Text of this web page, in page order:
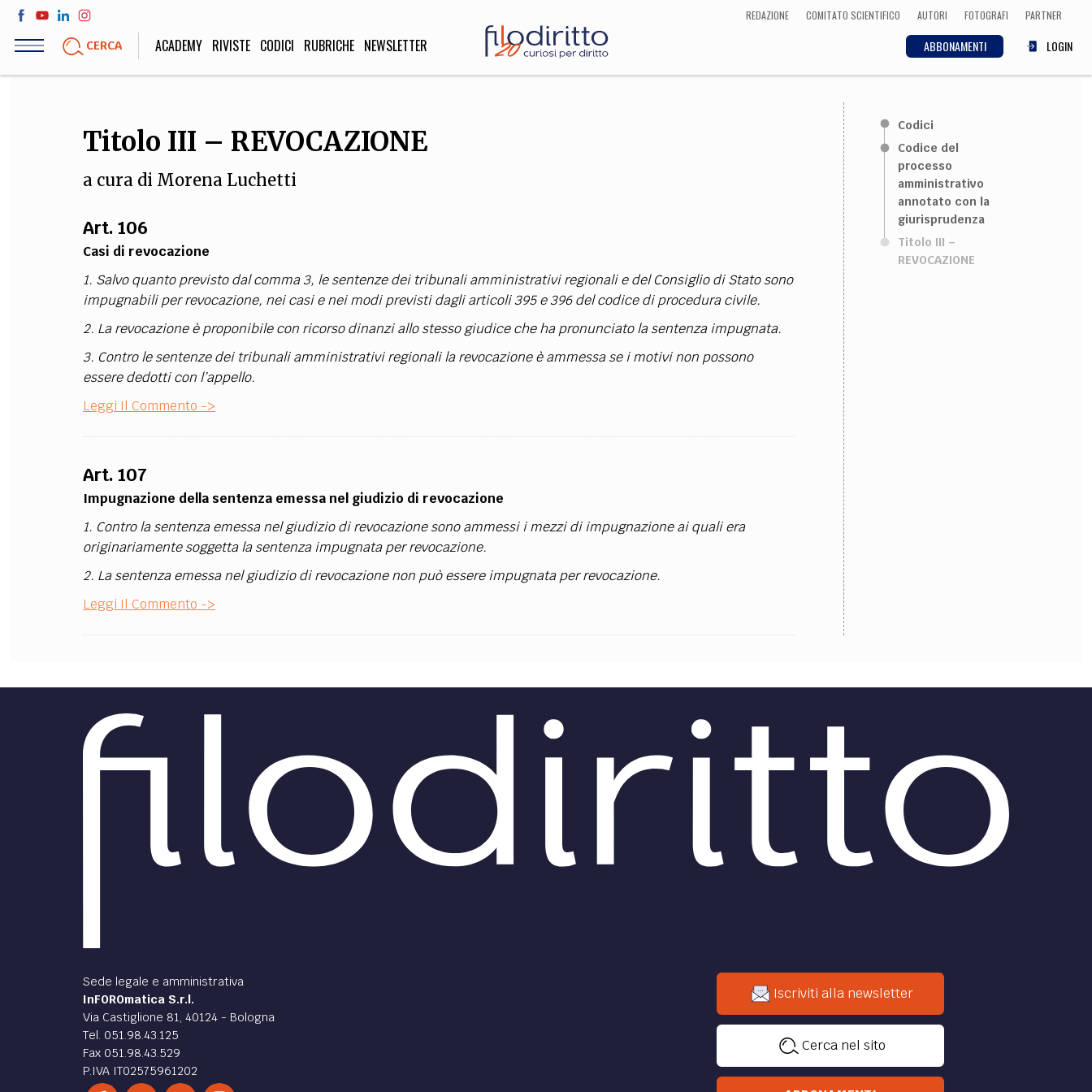
Salta
contenuto
REDAZIONE COMITATO SCIENTIFICO AUTORI FOTOGRAFI PARTNER
CERCA ABBONAMENTI LOGIN
ACADEMY RIVISTE CODICI RUBRICHE NEWSLETTER
LIFE STYLE
Sport, Cucina, Viaggi,
Moda
SOCIETÀ
Politica, Attualità,
Educazione, Lavoro, Esteri
Matematica, Fisica,
Biologia, Cifrematica,
Medicina
Scienze storiche,
umanistiche, Religione
Scienze informatiche,
Architettura, Ingegneria
Arte, Cinema, Musica,
Letteratura
EXTRA
SOCIAL MEDIA
Titolo III – REVOCAZIONE
a cura di Morena Luchetti
Art. 106
Casi di revocazione
1. Salvo quanto previsto dal comma 3, le sentenze dei tribunali amministrativi regionali e del Consiglio di Stato sono
impugnabili per revocazione, nei casi e nei modi previsti dagli articoli 395 e 396 del codice di procedura civile.
2. La revocazione è proponibile con ricorso dinanzi allo stesso giudice che ha pronunciato la sentenza impugnata.
3. Contro le sentenze dei tribunali amministrativi regionali la revocazione è ammessa se i motivi non possono
essere dedotti con l’appello.
Leggi Il Commento ->
Art. 107
Impugnazione della sentenza emessa nel giudizio di revocazione
1. Contro la sentenza emessa nel giudizio di revocazione sono ammessi i mezzi di impugnazione ai quali era
originariamente soggetta la sentenza impugnata per revocazione.
2. La sentenza emessa nel giudizio di revocazione non può essere impugnata per revocazione.
Leggi Il Commento ->
Codici
Codice del
processo
amministrativo
annotato con la
giurisprudenza
Titolo III –
REVOCAZIONE
Sede legale e amministrativa
InFOROmatica S.r.l.
Via Castiglione 81, 40124 - Bologna
Tel. 051.98.43.125
Fax 051.98.43.529
P.IVA IT02575961202
Iscriviti alla newsletter
Cerca nel sito